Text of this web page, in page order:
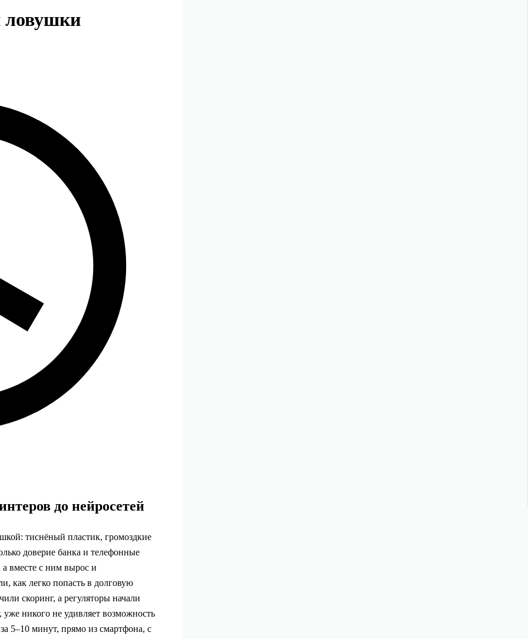
ловушки
до нейросетей
тиснёный пластик, громоздкие
доверие банка и телефонные
вместе с ним вырос и
как легко попасть в долговую
скоринг, а регуляторы начали
никого не удивляет возможность
5–10 минут, прямо из смартфона, с